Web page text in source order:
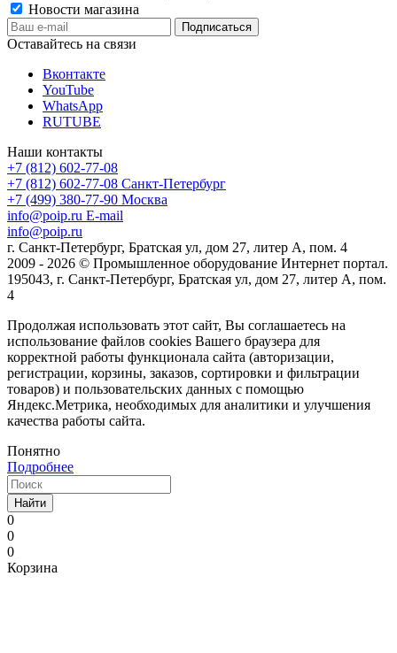
Новости магазина
Оставайтесь на связи
Вконтакте
YouTube
WhatsApp
RUTUBE
Наши контакты
+7 (812) 602-77-08
+7 (812) 602-77-08 Санкт-Петербург
+7 (499) 380-77-90 Москва
info@poip.ru E-mail
info@poip.ru
г. Санкт-Петербург, Братская ул, дом 27, литер А, пом. 4
2009 - 2026 © Промышленное оборудование Интернет портал.
195043, г. Санкт-Петербург, Братская ул, дом 27, литер А, пом.
4
Продолжая использовать этот сайт, Вы соглашаетесь на
использование файлов cookies Вашего браузера для
корректной работы функционала сайта (авторизации,
регистрации, корзины, заказов, сортировки и фильтрации
товаров) и пользовательских данных с помощью
Яндекс.Метрика, необходимых для аналитики и улучшения
качества работы сайта.
Понятно
Подробнее
Найти
0
0
0
Корзина